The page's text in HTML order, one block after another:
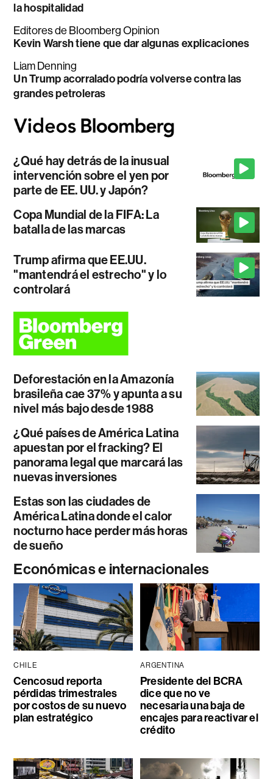
la hospitalidad
Editores de Bloomberg Opinion
Kevin Warsh tiene que dar algunas explicaciones
Liam Denning
Un Trump acorralado podría volverse contra las
grandes petroleras
¿Qué hay detrás de la inusual
intervención sobre el yen por
parte de EE. UU. y Japón?
Copa Mundial de la FIFA: La
batalla de las marcas
Trump afirma que EE.UU.
"mantendrá el estrecho" y lo
controlará
Deforestación en la Amazonía
brasileña cae 37% y apunta a su
nivel más bajo desde 1988
¿Qué países de América Latina
apuestan por el fracking? El
panorama legal que marcará las
nuevas inversiones
Estas son las ciudades de
América Latina donde el calor
nocturno hace perder más horas
de sueño
Económicas e internacionales
CHILE
Cencosud reporta
pérdidas trimestrales
por costos de su nuevo
plan estratégico
ARGENTINA
Presidente del BCRA
dice que no ve
necesaria una baja de
encajes para reactivar el
crédito